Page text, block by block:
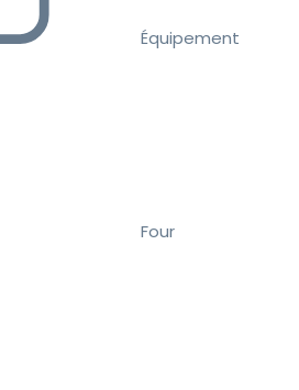
Équipement
Four